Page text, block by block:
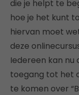
die je helpt te
hoe je het kunt
hiervan moet
deze
Iedereen kan nu
toegang tot het
te komen over